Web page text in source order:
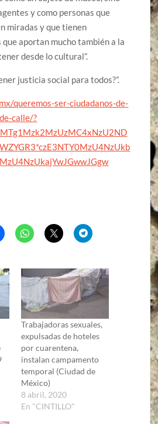
y como personas que
miradas y que tienen
aportan mucho también a la
desde lo cultural”.
justicia social para todos?”.
queremos-ser-ciudadanos-de-
calle/?
Trabajadoras sexuales,
expulsadas de hoteles
por cuarentena,
instalan campamento
temporal (Ciudad de
México)
8 abril, 2020
En "CINTILLO"